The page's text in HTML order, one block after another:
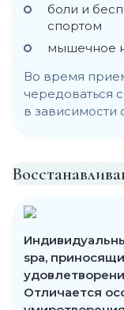
боли и
спортом
мышечное
Во время
чередоваться
в зависимости
spa,
Отличается